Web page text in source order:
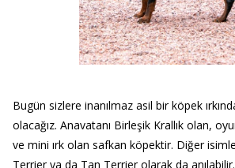
Bugün sizlere inanılmaz asil bir köpek
olacağız. Anavatanı Birleşik Krallık olan,
ve mini ırk olan safkan köpektir. Diğer
Terrier ya da Tan Terrier olarak da